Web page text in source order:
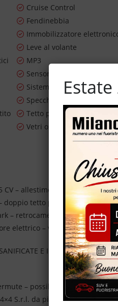
Cruise Control
Fendinebbia
Immobilizzatore
Leve al volante
MP3
Sensore di pioggia
Sistema di navigazione
Specchietti laterali elettrici
Tetto panorama
Vetri oscurati
CV – allestimento Overland –
doppio tetto panoramico/
– retrocamera per parcheggio
elettrico – vernice
E IGIENIZZATE CON
– possibilità di estensione
S.r.l. da più di 20 anni
Estate